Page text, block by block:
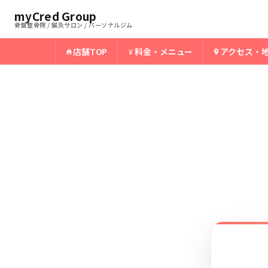
myCred Group
骨盤整骨院 / 鍼灸サロン / パーソナルジム
店舗TOP 料金・メニュー アクセス・
ホーム › 上田骨盤整骨院